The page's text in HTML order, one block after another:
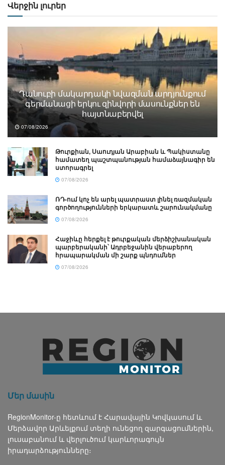
Վերջին լուրեր
Դանուբի մակարդակի նվազման արդյունքում
գերմանացի երկու զինվորի մասունքներ են
հայտնաբերվել
07/08/2026
Թուրքիան, Սաուդյան Արաբիան և Պակիստանը
համատեղ պաշտպանության համաձայնագիր են
ստորագրել
07/08/2026
ՌԴ-ում կոչ են արել պատրաստ լինել ռազմական
գործողությունների երկարատև շարունակմանը
07/08/2026
Հաջիևը հերքել է թուրքական մերձիշխանական
պարբերականի՝ Ադրբեջանին վերաբերող
հրապարակման մի շարք պնդումներ
07/08/2026
Մեր մասին
RegionMonitor-ը հետևում է Հարավային Կովկասում և
Մերձավոր Արևելքում տեղի ունեցող զարգացումներին,
լուսաբանում և վերլուծում կարևորագույն
իրադարձությունները։